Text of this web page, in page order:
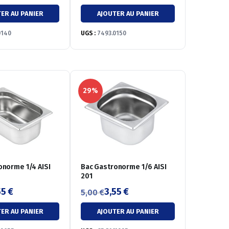
AU PANIER
Le
prix
initial
était :
Le
prix
actuel
est :
AJOUTER AU PANIER
UGS : 7493.0150
1/4 AISI
€
AU PANIER
29%
Bac Gastronorme 1/6 AISI
201
5,00€
Le
prix
3,55€
Le
prix
AJOUTER AU PANIER